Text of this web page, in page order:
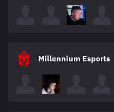
Millennium Esports